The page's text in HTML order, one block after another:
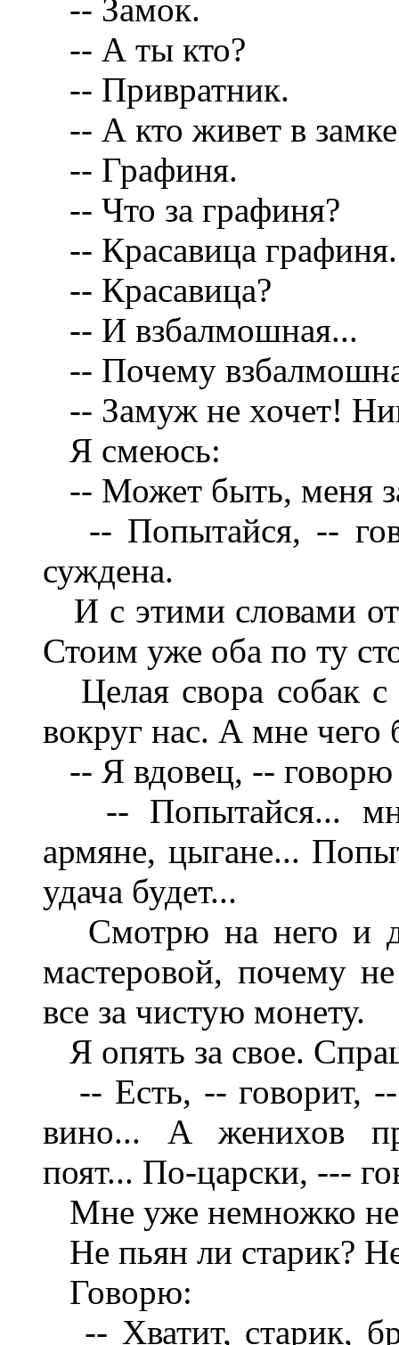
-- Замок.
-- А ты кто?
-- Привратник.
-- А кто живет в
-- Графиня.
-- Что за графиня?
-- Красавица графиня.
-- Красавица?
-- И взбалмошная...
-- Почему
-- Замуж не хочет!
Я смеюсь:
-- Может быть, меня
-- Попытайся, --
суждена.
И с этими словами
Стоим уже оба по ту
Целая свора собак с
вокруг нас. А мне чего
-- Я вдовец, -- говорю
-- Попытайся...
армяне, цыгане...
удача будет...
Смотрю на него и
мастеровой, почему
все за чистую монету.
Я опять за свое.
-- Есть, -- говорит,
вино... А женихов
поят... По-царски, ---
Мне уже немножко не
Не пьян ли старик?
Говорю:
-- Хватит, старик,